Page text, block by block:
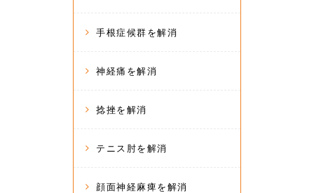
手根症候群を解消
神経痛を解消
捻挫を解消
テニス肘を解消
顔面神経麻痺を解消